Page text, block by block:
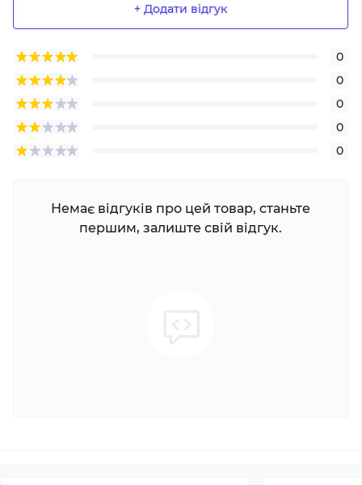
+ Додати відгук
0
0
0
0
0
Немає відгуків про цей товар, станьте
першим, залиште свій відгук.